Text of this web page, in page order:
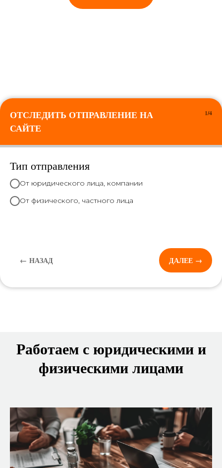
ОТСЛЕДИТЬ ОТПРАВЛЕНИЕ НА
САЙТЕ
1/4
Тип отправления
От юридического лица, компании
От физического, частного лица
← НАЗАД ДАЛЕЕ →
Работаем с юридическими и
физическими лицами